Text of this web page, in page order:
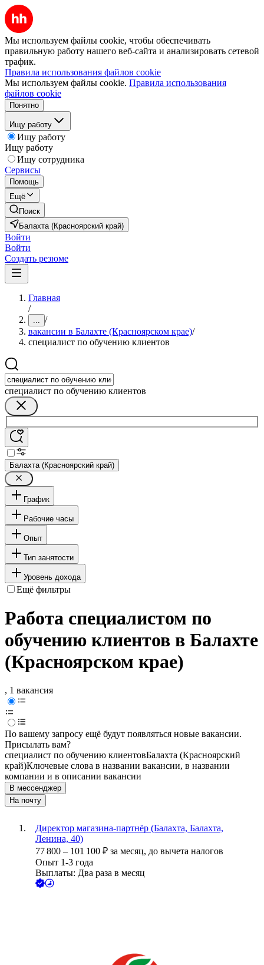
Мы используем файлы cookie, чтобы обеспечивать
правильную работу нашего веб-сайта и анализировать сетевой
трафик.
Правила использования файлов cookie
Мы используем файлы cookie. Правила использования
файлов cookie
Понятно
Ищу работу
Ищу работу
Ищу работу
Ищу сотрудника
Сервисы
Помощь
Ещё
Поиск
Балахта (Красноярский край)
Войти
Войти
Создать резюме
Главная
/
... /
вакансии в Балахте (Красноярском крае)/
специалист по обучению клиентов
специалист по обучению клиентов
Балахта (Красноярский край)
График
Рабочие часы
Опыт
Тип занятости
Уровень дохода
Ещё фильтры
Работа специалистом по
обучению клиентов в Балахте
(Красноярском крае)
, 1 вакансия
По вашему запросу ещё будут появляться новые вакансии.
Присылать вам?
специалист по обучению клиентовБалахта (Красноярский
край)Ключевые слова в названии вакансии, в названии
компании и в описании вакансии
В мессенджер
На почту
Директор магазина-партнёр (Балахта, Балахта,
Ленина, 40)
77 800 – 101 100 ₽ за месяц, до вычета налогов
Опыт 1-3 года
Выплаты: Два раза в месяц